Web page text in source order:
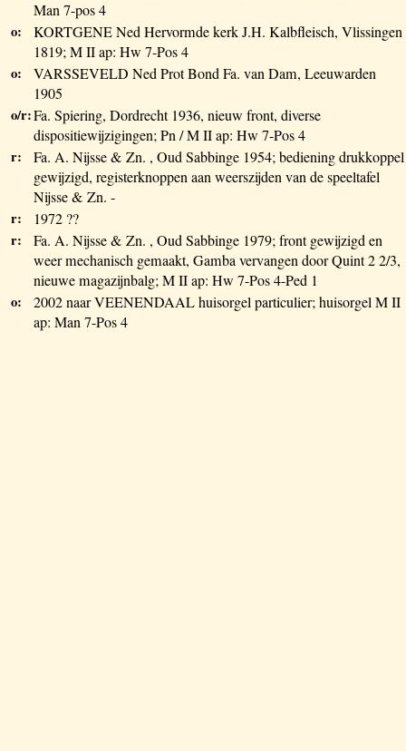
Man 7-pos 4
o:
KORTGENE Ned Hervormde kerk J.H. Kalbfleisch, Vlissingen
1819; M II ap: Hw 7-Pos 4
o:
VARSSEVELD Ned Prot Bond Fa. van Dam, Leeuwarden
1905
o/r:Fa. Spiering, Dordrecht 1936, nieuw front, diverse
dispositiewijzigingen; Pn / M II ap: Hw 7-Pos 4
r:
Fa. A. Nijsse & Zn. , Oud Sabbinge 1954; bediening drukkoppel
gewijzigd, registerknoppen aan weerszijden van de speeltafel
Nijsse & Zn. -
r: 1972 ??
r:
Fa. A. Nijsse & Zn. , Oud Sabbinge 1979; front gewijzigd en
weer mechanisch gemaakt, Gamba vervangen door Quint 2 2/3,
nieuwe magazijnbalg; M II ap: Hw 7-Pos 4-Ped 1
o:
2002 naar VEENENDAAL huisorgel particulier; huisorgel M II
ap: Man 7-Pos 4